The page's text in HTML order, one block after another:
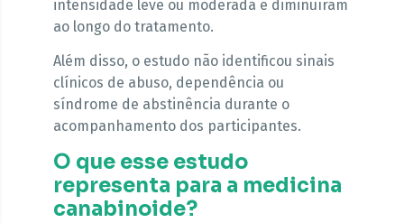
intensidade leve ou moderada e diminuíram
ao longo do tratamento.
Além disso, o estudo não identificou sinais
clínicos de abuso, dependência ou
síndrome de abstinência durante o
acompanhamento dos participantes.
O que esse estudo
representa para a medicina
canabinoide?